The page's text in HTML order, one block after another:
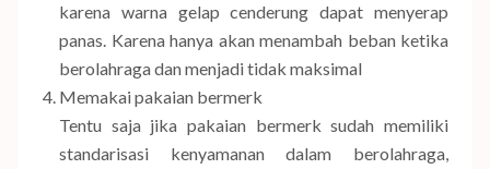
karena warna gelap cenderung dapat menyerap
panas. Karena hanya akan menambah beban ketika
berolahraga dan menjadi tidak maksimal
Memakai pakaian bermerk
Tentu saja jika pakaian bermerk sudah memiliki
standarisasi kenyamanan dalam berolahraga,